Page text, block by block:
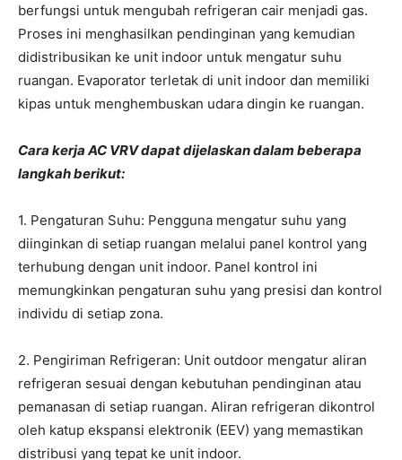
berfungsi untuk mengubah refrigeran cair menjadi gas.
Proses ini menghasilkan pendinginan yang kemudian
didistribusikan ke unit indoor untuk mengatur suhu
ruangan. Evaporator terletak di unit indoor dan memiliki
kipas untuk menghembuskan udara dingin ke ruangan.
Cara kerja AC VRV dapat dijelaskan dalam beberapa
langkah berikut:
1. Pengaturan Suhu: Pengguna mengatur suhu yang
diinginkan di setiap ruangan melalui panel kontrol yang
terhubung dengan unit indoor. Panel kontrol ini
memungkinkan pengaturan suhu yang presisi dan kontrol
individu di setiap zona.
2. Pengiriman Refrigeran: Unit outdoor mengatur aliran
refrigeran sesuai dengan kebutuhan pendinginan atau
pemanasan di setiap ruangan. Aliran refrigeran dikontrol
oleh katup ekspansi elektronik (EEV) yang memastikan
distribusi yang tepat ke unit indoor.